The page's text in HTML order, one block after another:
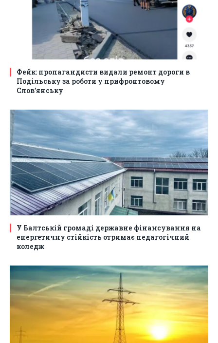
Фейк: пропагандисти видали ремонт дороги в
Подільську за роботи у прифронтовому
Слов’янську
У Балтській громаді державне фінансування на
енергетичну стійкість отримає педагогічний
коледж